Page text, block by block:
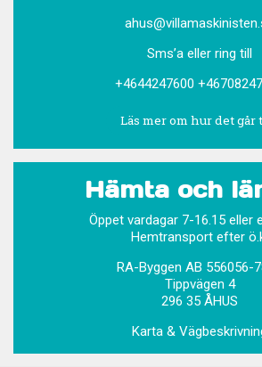
Sms’a eller ring till
+4644247600
Läs mer om hur det går
Hämta och
Öppet vardagar 7-16.15 eller
Hemtransport efter
RA-Byggen AB 556056-
Tippvägen 4
296 35 ÅHUS
Karta &